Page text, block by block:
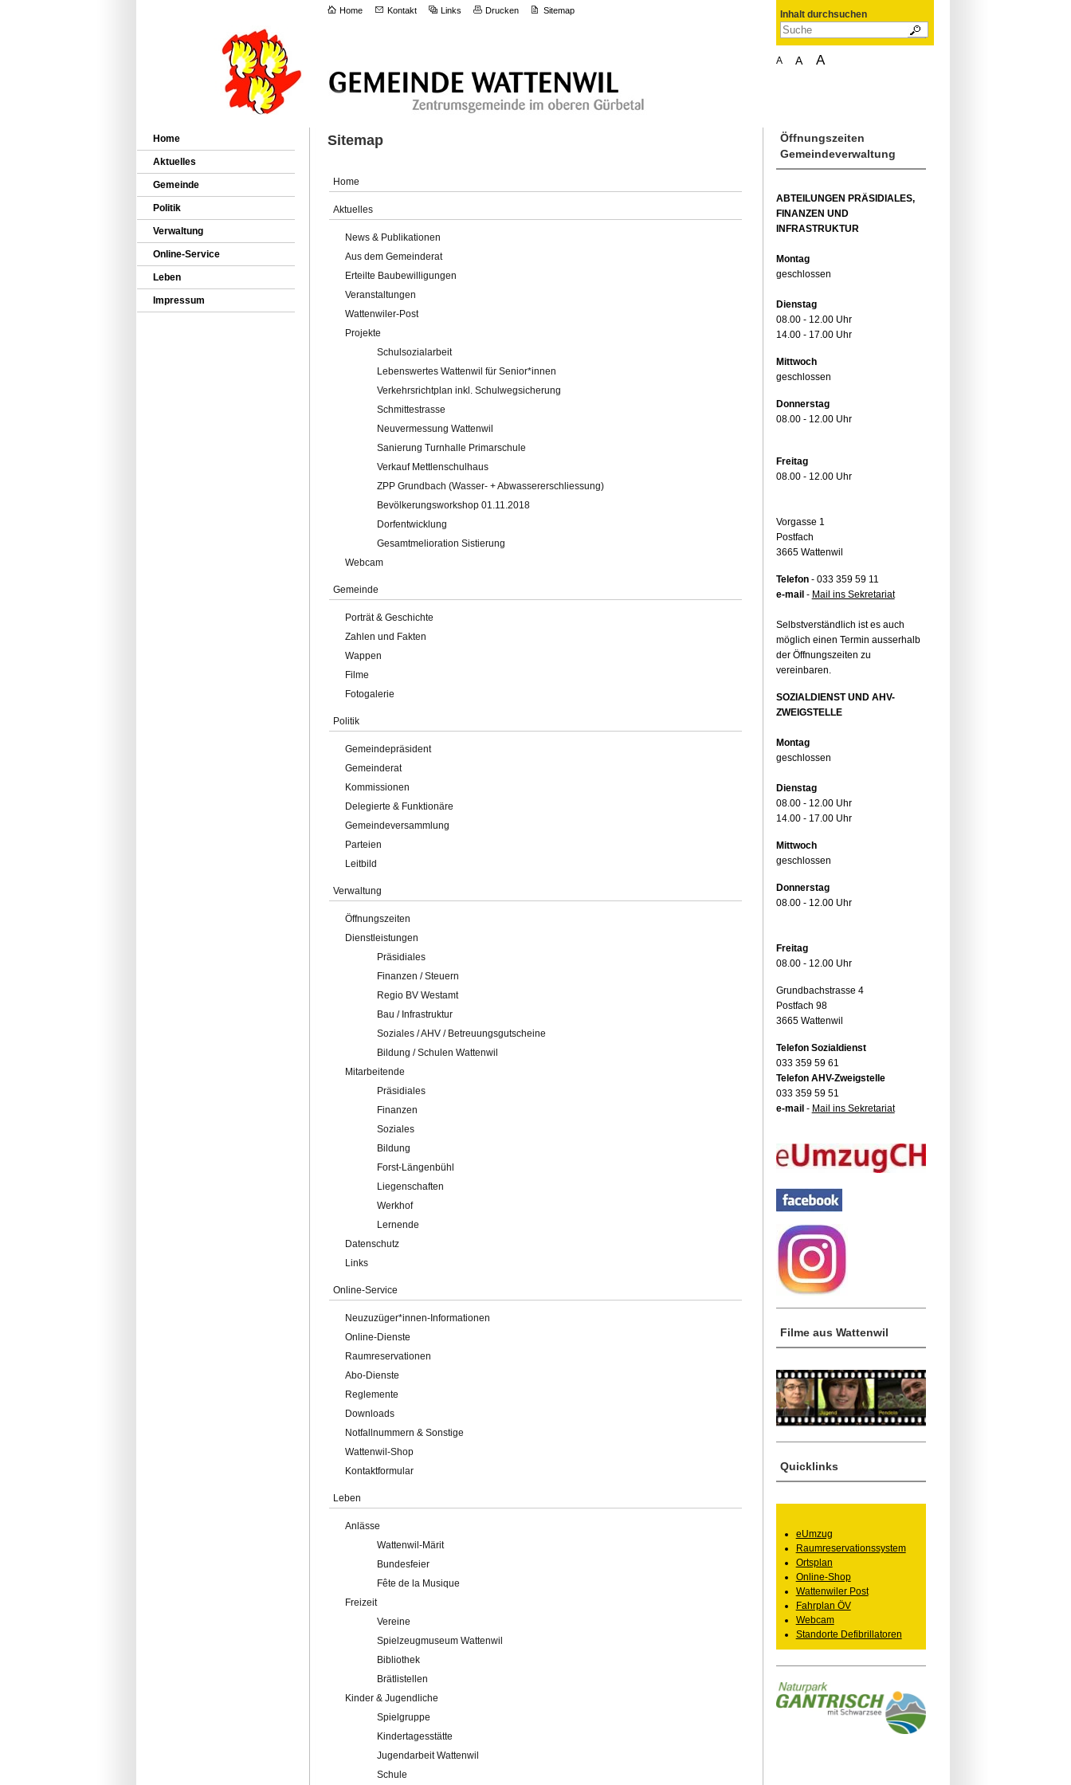
Home Kontakt Links Drucken Sitemap Inhalt durchsuchen
A A A
Home
Aktuelles
Gemeinde
Politik
Verwaltung
Online-Service
Leben
Impressum
Sitemap
Home
Aktuelles
News & Publikationen
Aus dem Gemeinderat
Erteilte Baubewilligungen
Veranstaltungen
Wattenwiler-Post
Projekte
Schulsozialarbeit
Lebenswertes Wattenwil für Senior*innen
Verkehrsrichtplan inkl. Schulwegsicherung
Schmittestrasse
Neuvermessung Wattenwil
Sanierung Turnhalle Primarschule
Verkauf Mettlenschulhaus
ZPP Grundbach (Wasser- + Abwassererschliessung)
Bevölkerungsworkshop 01.11.2018
Dorfentwicklung
Gesamtmelioration Sistierung
Webcam
Gemeinde
Porträt & Geschichte
Zahlen und Fakten
Wappen
Filme
Fotogalerie
Politik
Gemeindepräsident
Gemeinderat
Kommissionen
Delegierte & Funktionäre
Gemeindeversammlung
Parteien
Leitbild
Verwaltung
Öffnungszeiten
Dienstleistungen
Präsidiales
Finanzen / Steuern
Regio BV Westamt
Bau / Infrastruktur
Soziales / AHV / Betreuungsgutscheine
Bildung / Schulen Wattenwil
Mitarbeitende
Präsidiales
Finanzen
Soziales
Bildung
Forst-Längenbühl
Liegenschaften
Werkhof
Lernende
Datenschutz
Links
Online-Service
Neuzuzüger*innen-Informationen
Online-Dienste
Raumreservationen
Abo-Dienste
Reglemente
Downloads
Notfallnummern & Sonstige
Wattenwil-Shop
Kontaktformular
Leben
Anlässe
Wattenwil-Märit
Bundesfeier
Fête de la Musique
Freizeit
Vereine
Spielzeugmuseum Wattenwil
Bibliothek
Brätlistellen
Kinder & Jugendliche
Spielgruppe
Kindertagesstätte
Jugendarbeit Wattenwil
Schule
Öffnungszeiten
Gemeindeverwaltung
ABTEILUNGEN PRÄSIDIALES,
FINANZEN UND
INFRASTRUKTUR
Montag
geschlossen
Dienstag
08.00 - 12.00 Uhr
14.00 - 17.00 Uhr
Mittwoch
geschlossen
Donnerstag
08.00 - 12.00 Uhr
Freitag
08.00 - 12.00 Uhr
Vorgasse 1
Postfach
3665 Wattenwil
Telefon- 033 359 59 11
e-mail - Mail ins Sekretariat
Selbstverständlich ist es auch
möglich einen Termin ausserhalb
der Öffnungszeiten zu
vereinbaren.
SOZIALDIENST UND AHV-
ZWEIGSTELLE
Montag
geschlossen
Dienstag
08.00 - 12.00 Uhr
14.00 - 17.00 Uhr
Mittwoch
geschlossen
Donnerstag
08.00 - 12.00 Uhr
Freitag
08.00 - 12.00 Uhr
Grundbachstrasse 4
Postfach 98
3665 Wattenwil
Telefon Sozialdienst
033 359 59 61
Telefon AHV-Zweigstelle
033 359 59 51
e-mail - Mail ins Sekretariat
Filme aus Wattenwil
Quicklinks
eUmzug
Raumreservationssystem
Ortsplan
Online-Shop
Wattenwiler Post
Fahrplan ÖV
Webcam
Standorte Defibrillatoren